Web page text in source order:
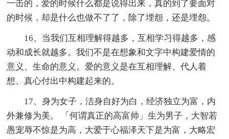
一击的，爱的时候什么都是说得出来，真的到了要面对
的时候，却是什么也做不了了，除了埋怨，还是埋怨。
16、当我们互相理解得越多，互相学习得越多，感
动和成长就越多。我们不是在想象和文字中构建爱情的
意义、生命的意义。爱的意义是在互相理解、代人着
想、真心付出中构建起来的。
17、身为女子，洁身自好为白，经济独立为富，内
外兼修为美。 「何谓真正的高富帅」生为男子，大智若
愚宠辱不惊是为高，大爱于心福泽天下是为富，大略宏